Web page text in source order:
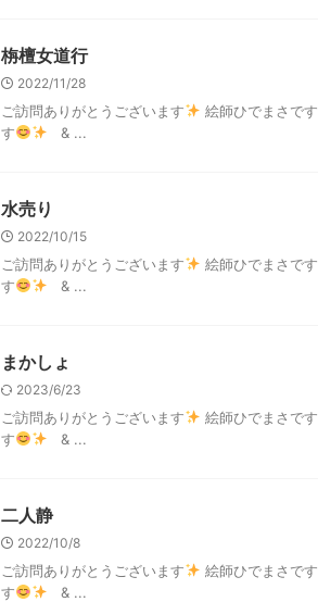
栴檀女道行
2022/11/28
ご訪問ありがとうございます 絵師ひでまさです
す
& ...
水売り
2022/10/15
ご訪問ありがとうございます 絵師ひでまさです
す
& ...
まかしょ
2023/6/23
ご訪問ありがとうございます 絵師ひでまさです
す
& ...
二人静
2022/10/8
ご訪問ありがとうございます 絵師ひでまさです
す
& ...